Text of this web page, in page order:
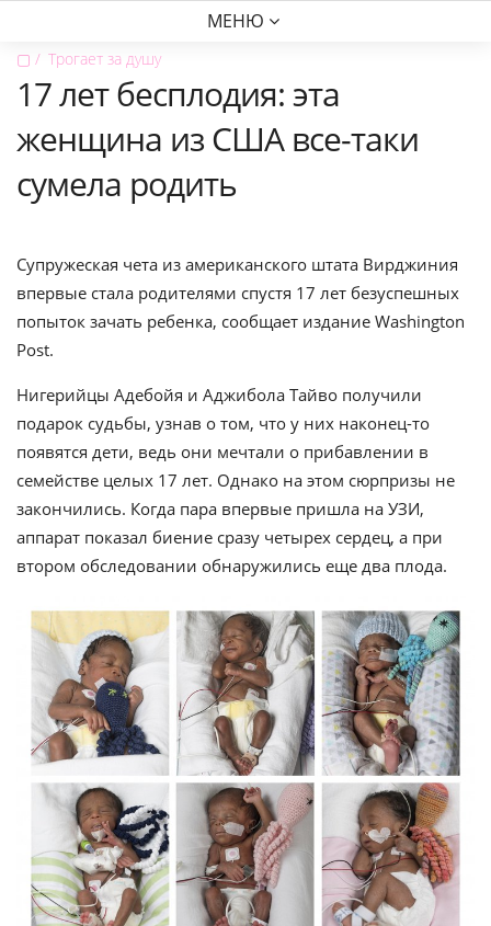
МЕНЮ
▢ Трогает за душу
17 лет бесплодия: эта
женщина из США все-таки
сумела родить
Супружеская чета из американского штата Вирджиния
впервые стала родителями спустя 17 лет безуспешных
попыток зачать ребенка, сообщает издание Washington
Post.
Нигерийцы Адебойя и Аджибола Тайво получили
подарок судьбы, узнав о том, что у них наконец-то
появятся дети, ведь они мечтали о прибавлении в
семействе целых 17 лет. Однако на этом сюрпризы не
закончились. Когда пара впервые пришла на УЗИ,
аппарат показал биение сразу четырех сердец, а при
втором обследовании обнаружились еще два плода.